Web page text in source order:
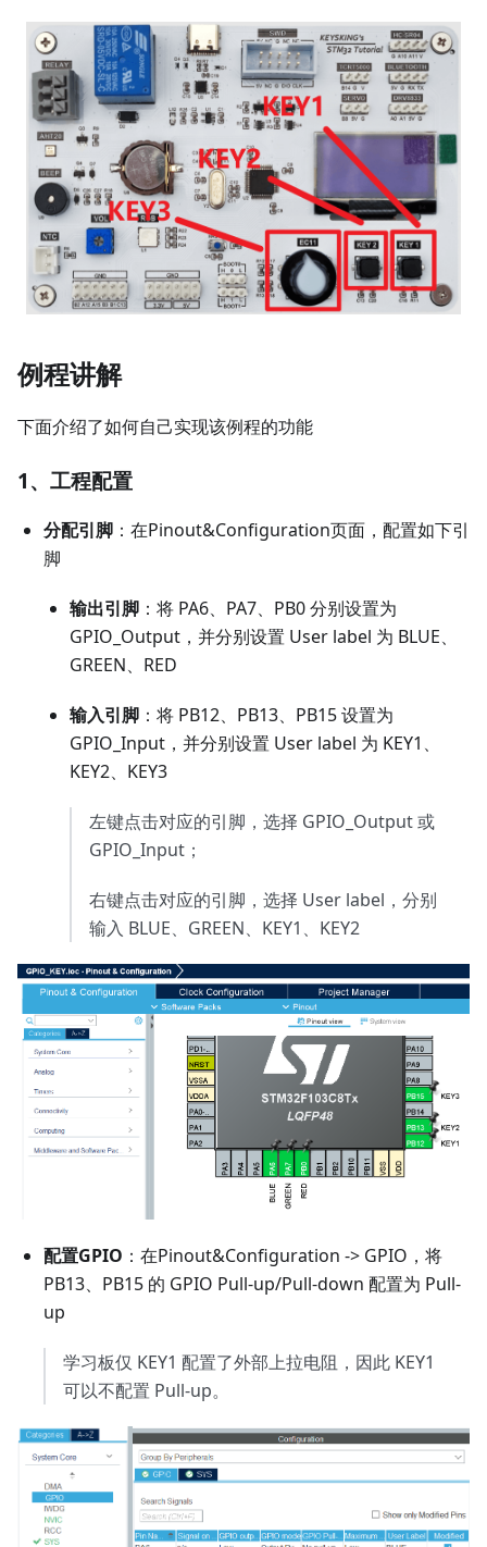
例程讲解
下面介绍了如何自己实现该例程的功能
1、工程配置
分配引脚 ：在Pinout&Configuration页面，配置如下引
脚
输出引脚 ：将 PA6、PA7、PB0 分别设置为
GPIO_Output，并分别设置 User label 为 BLUE、
GREEN、RED
输入引脚 ：将 PB12、PB13、PB15 设置为
GPIO_Input，并分别设置 User label 为 KEY1、
KEY2、KEY3
左键点击对应的引脚，选择 GPIO_Output 或
GPIO_Input；
右键点击对应的引脚，选择 User label，分别
输入 BLUE、GREEN、KEY1、KEY2
配置GPIO ：在Pinout&Configuration -> GPIO，将
PB13、PB15 的 GPIO Pull-up/Pull-down 配置为 Pull-
up
学习板仅 KEY1 配置了外部上拉电阻，因此 KEY1
可以不配置 Pull-up。